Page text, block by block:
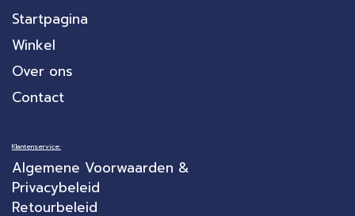
Startpagina
Winkel
Over ons
Contact
Klantenservice:
Algemene Voorwaarden &
Privacybeleid
Retourbeleid